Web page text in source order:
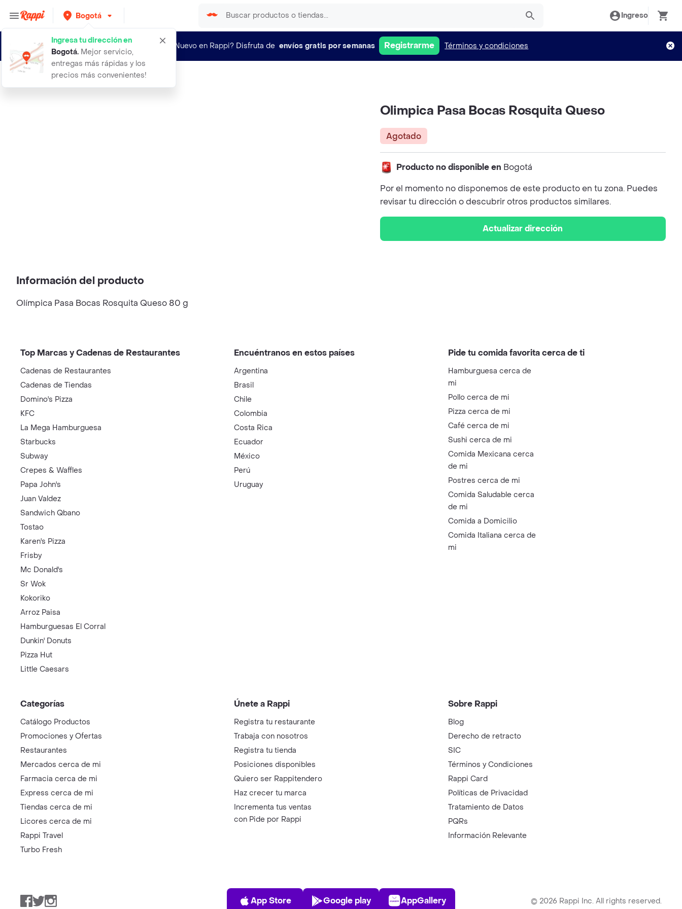
Bogotá
Ingresa tu dirección en
Bogotá. Mejor servicio,
entregas más rápidas y los
precios más convenientes!
Ingreso
¿Nuevo en Rappi? Disfruta de envíos gratis por semanas Registrarme Términos y condiciones
olimpica pasa bocas rosquita queso
Olimpica Pasa Bocas Rosquita Queso
Agotado
Producto no disponible en Bogotá
Por el momento no disponemos de este producto en tu zona. Puedes
revisar tu dirección o descubrir otros productos similares.
Actualizar dirección
Información del producto
Olímpica Pasa Bocas Rosquita Queso 80 g
Top Marcas y Cadenas de Restaurantes
Cadenas de Restaurantes
Cadenas de Tiendas
Domino's Pizza
KFC
La Mega Hamburguesa
Starbucks
Subway
Crepes & Waffles
Papa John's
Juan Valdez
Sandwich Qbano
Tostao
Karen's Pizza
Frisby
Mc Donald's
Sr Wok
Kokoriko
Arroz Paisa
Hamburguesas El Corral
Dunkin' Donuts
Pizza Hut
Little Caesars
Encuéntranos en estos países
Argentina
Brasil
Chile
Colombia
Costa Rica
Ecuador
México
Perú
Uruguay
Pide tu comida favorita cerca de ti
Hamburguesa cerca de
mi
Pollo cerca de mi
Pizza cerca de mi
Café cerca de mi
Sushi cerca de mi
Comida Mexicana cerca
de mi
Postres cerca de mi
Comida Saludable cerca
de mi
Comida a Domicilio
Comida Italiana cerca de
mi
Categorías
Catálogo Productos
Promociones y Ofertas
Restaurantes
Mercados cerca de mi
Farmacia cerca de mi
Express cerca de mi
Tiendas cerca de mi
Licores cerca de mi
Rappi Travel
Turbo Fresh
Únete a Rappi
Registra tu restaurante
Trabaja con nosotros
Registra tu tienda
Posiciones disponibles
Quiero ser Rappitendero
Haz crecer tu marca
Incrementa tus ventas
con Pide por Rappi
Sobre Rappi
Blog
Derecho de retracto
SIC
Términos y Condiciones
Rappi Card
Políticas de Privacidad
Tratamiento de Datos
PQRs
Información Relevante
Facebook
TwitterInstagram
App Store
App Store
Play Store
Google play
AppGallery
AppGallery © 2026 Rappi Inc. All rights reserved.